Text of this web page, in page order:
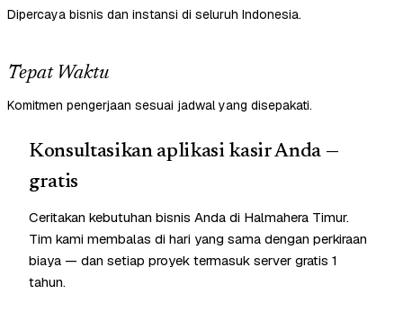
Dipercaya bisnis dan instansi di seluruh Indonesia.
Tepat Waktu
Komitmen pengerjaan sesuai jadwal yang disepakati.
Konsultasikan aplikasi kasir Anda —
gratis
Ceritakan kebutuhan bisnis Anda di Halmahera Timur.
Tim kami membalas di hari yang sama dengan perkiraan
biaya — dan setiap proyek termasuk server gratis 1
tahun.